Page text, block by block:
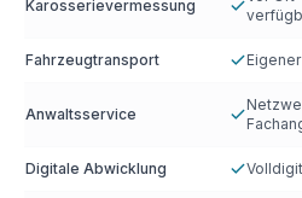
Karosserievermessung
Fahrzeugtransport
Anwaltsservice
Digitale Abwicklung